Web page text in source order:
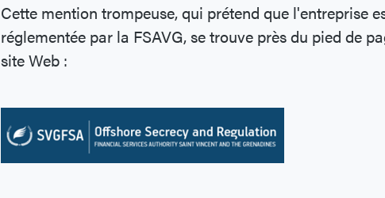
Cette mention trompeuse, qui prétend que l'entreprise
réglementée par la FSAVG, se trouve près du pied de
site Web :